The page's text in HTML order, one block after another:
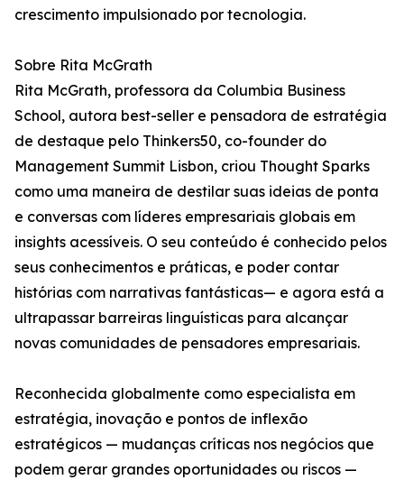
crescimento impulsionado por tecnologia.
Sobre Rita McGrath
Rita McGrath, professora da Columbia Business
School, autora best-seller e pensadora de estratégia
de destaque pelo Thinkers50, co-founder do
Management Summit Lisbon, criou Thought Sparks
como uma maneira de destilar suas ideias de ponta
e conversas com líderes empresariais globais em
insights acessíveis. O seu conteúdo é conhecido pelos
seus conhecimentos e práticas, e poder contar
histórias com narrativas fantásticas— e agora está a
ultrapassar barreiras linguísticas para alcançar
novas comunidades de pensadores empresariais.
Reconhecida globalmente como especialista em
estratégia, inovação e pontos de inflexão
estratégicos — mudanças críticas nos negócios que
podem gerar grandes oportunidades ou riscos —